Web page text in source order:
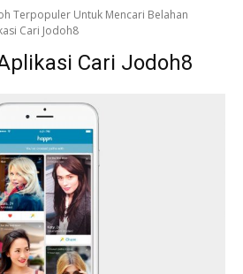
Terpopuler Untuk Mencari Belahan
Cari Jodoh8
Cari Jodoh8